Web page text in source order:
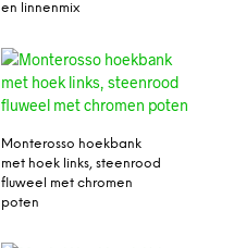
en linnenmix
Monterosso hoekbank
met hoek links, steenrood
fluweel met chromen
poten